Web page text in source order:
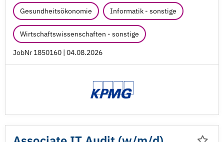
Gesundheitsökonomie Informatik - sonstige
Wirtschaftswissenschaften - sonstige
JobNr 1850160 | 04.08.2026